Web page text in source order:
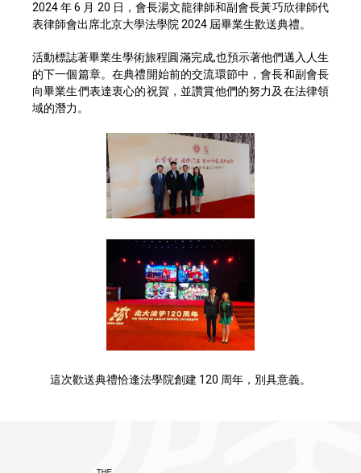
2024 年 6 月 20 日，會長湯文龍律師和副會長黃巧欣律師代
表律師會出席北京大學法學院 2024 屆畢業生歡送典禮。
活動標誌著畢業生學術旅程圓滿完成,也預示著他們邁入人生
的下一個篇章。在典禮開始前的交流環節中，會長和副會長
向畢業生們表達衷心的祝賀，並讚賞他們的努力及在法律領
域的潛力。
這次歡送典禮恰逢法學院創建 120 周年，別具意義。